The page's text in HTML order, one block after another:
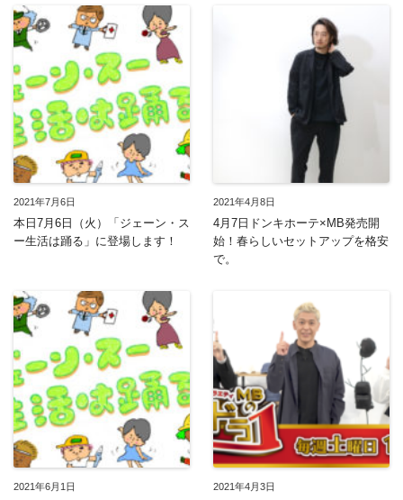
2021年7月6日
本日7月6日（火）「ジェーン・ス
ー生活は踊る」に登場します！
2021年4月8日
4月7日ドンキホーテ×MB発売開
始！春らしいセットアップを格安
で。
2021年6月1日 2021年4月3日